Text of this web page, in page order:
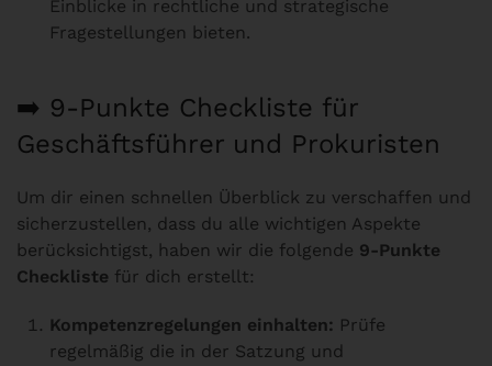
Einblicke in rechtliche und strategische
Fragestellungen bieten.
➡️ 9-Punkte Checkliste für
Geschäftsführer und Prokuristen
Um dir einen schnellen Überblick zu verschaffen und
sicherzustellen, dass du alle wichtigen Aspekte
berücksichtigst, haben wir die folgende 9-Punkte
Checkliste für dich erstellt:
Kompetenzregelungen einhalten: Prüfe
regelmäßig die in der Satzung und